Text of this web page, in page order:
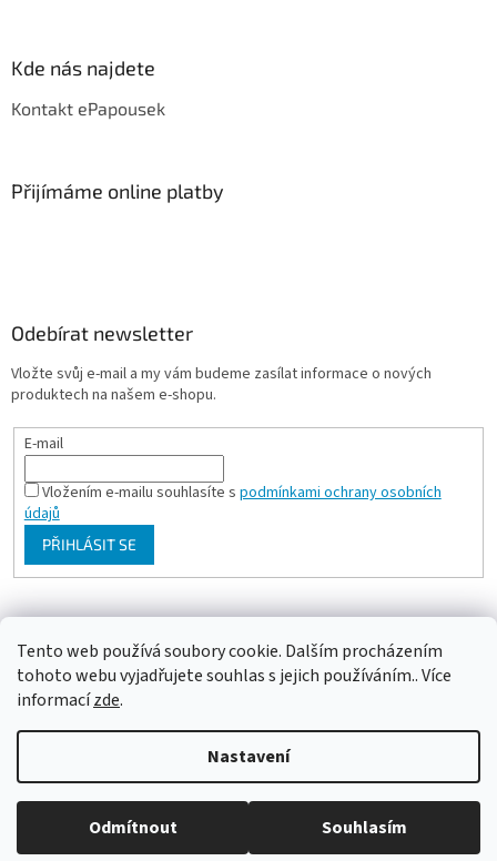
Tento web používá soubory cookie. Dalším procházením
tohoto webu vyjadřujete souhlas s jejich používáním.. Více
informacízde.
Nastavení
Odmítnout Souhlasím
Kde nás najdete
Kontakt ePapousek
Přijímáme online platby
Odebírat newsletter
Vložte svůj e-mail a my vám budeme zasílat informace o nových
produktech na našem e-shopu.
E-mail
Vložením e-mailu souhlasíte s podmínkami ochrany osobních
údajů
PŘIHLÁSIT SE
Copyright 2026ePapousek.cz. Všechna práva vyhrazena.Upravit